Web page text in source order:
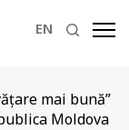
EN
mai bună”
Moldova